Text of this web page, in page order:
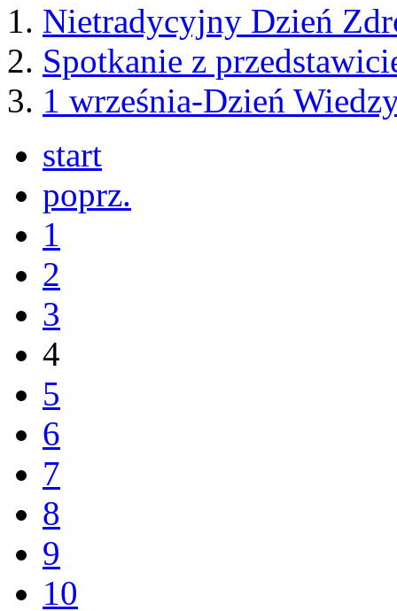
Nietradycyjny Dzień
Spotkanie z
1 września-Dzień
start
poprz.
1
2
3
4
5
6
7
8
9
10